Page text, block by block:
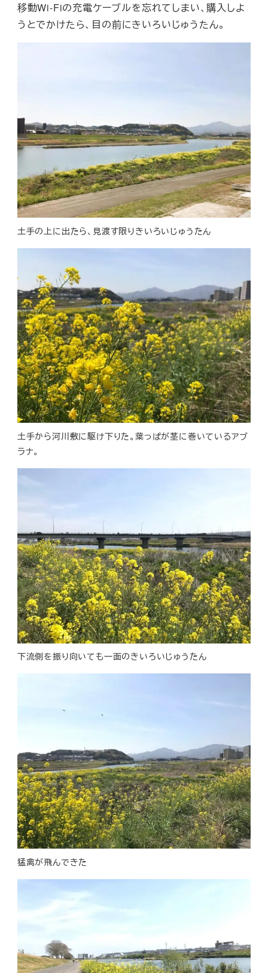
移動Wi-Fiの充電ケーブルを忘れてしまい、購入しよ
うとでかけたら、目の前にきいろいじゅうたん。
土手の上に出たら、見渡す限りきいろいじゅうたん
土手から河川敷に駆け下りた。葉っぱが茎に巻いているアブ
ラナ。
下流側を振り向いても一面のきいろいじゅうたん
猛禽が飛んできた